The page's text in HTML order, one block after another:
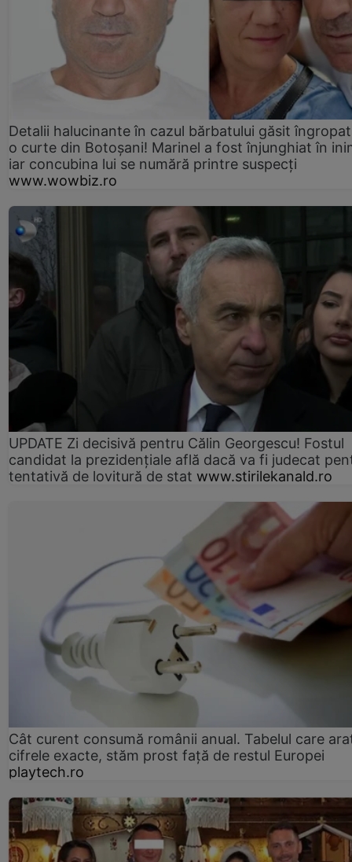
Detalii halucinante în cazul bărbatului găsit
o curte din Botoșani! Marinel a fost înjunghiat în
iar concubina lui se numără printre suspecți
www.wowbiz.ro
UPDATE Zi decisivă pentru Călin Georgescu! Fostul
candidat la prezidențiale află dacă va fi judecat
tentativă de lovitură de stat www.stirilekanald.ro
Cât curent consumă românii anual. Tabelul care
cifrele exacte, stăm prost faţă de restul Europei
playtech.ro